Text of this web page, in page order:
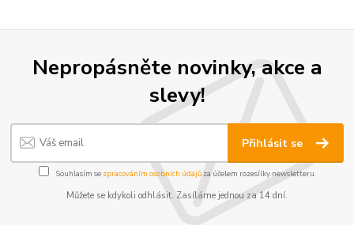
Nepropásněte novinky, akce a
slevy!
Přihlásit se
Souhlasím se zpracováním osobních údajůza účelem rozesílky newsletteru.
Můžete se kdykoli odhlásit. Zasíláme jednou za 14 dní.